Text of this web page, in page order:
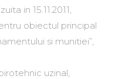
in 15.11.2011,
obiectul principal
si munitiei”,
uzinal,